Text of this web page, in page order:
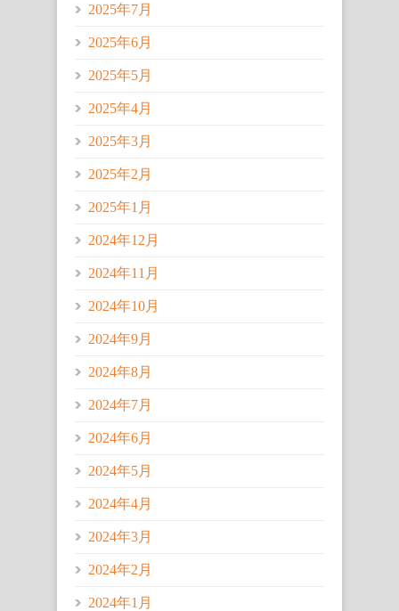
2025年7月
2025年6月
2025年5月
2025年4月
2025年3月
2025年2月
2025年1月
2024年12月
2024年11月
2024年10月
2024年9月
2024年8月
2024年7月
2024年6月
2024年5月
2024年4月
2024年3月
2024年2月
2024年1月